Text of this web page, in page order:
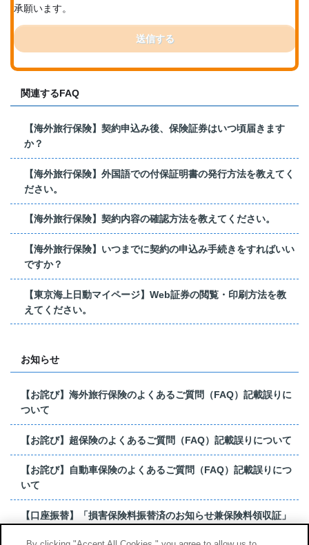
承願います。
送信する
関連するFAQ
【海外旅行保険】契約申込み後、保険証券はいつ頃届きます
か？
【海外旅行保険】外国語での付保証明書の発行方法を教えてく
ださい。
【海外旅行保険】契約内容の確認方法を教えてください。
【海外旅行保険】いつまでに契約の申込み手続きをすればいい
ですか？
【東京海上日動マイページ】Web証券の閲覧・印刷方法を教
えてください。
お知らせ
【お詫び】海外旅行保険のよくあるご質問（FAQ）記載誤りに
ついて
【お詫び】超保険のよくあるご質問（FAQ）記載誤りについて
【お詫び】自動車保険のよくあるご質問（FAQ）記載誤りにつ
いて
【口座振替】「損害保険料振替済のお知らせ兼保険料領収証」